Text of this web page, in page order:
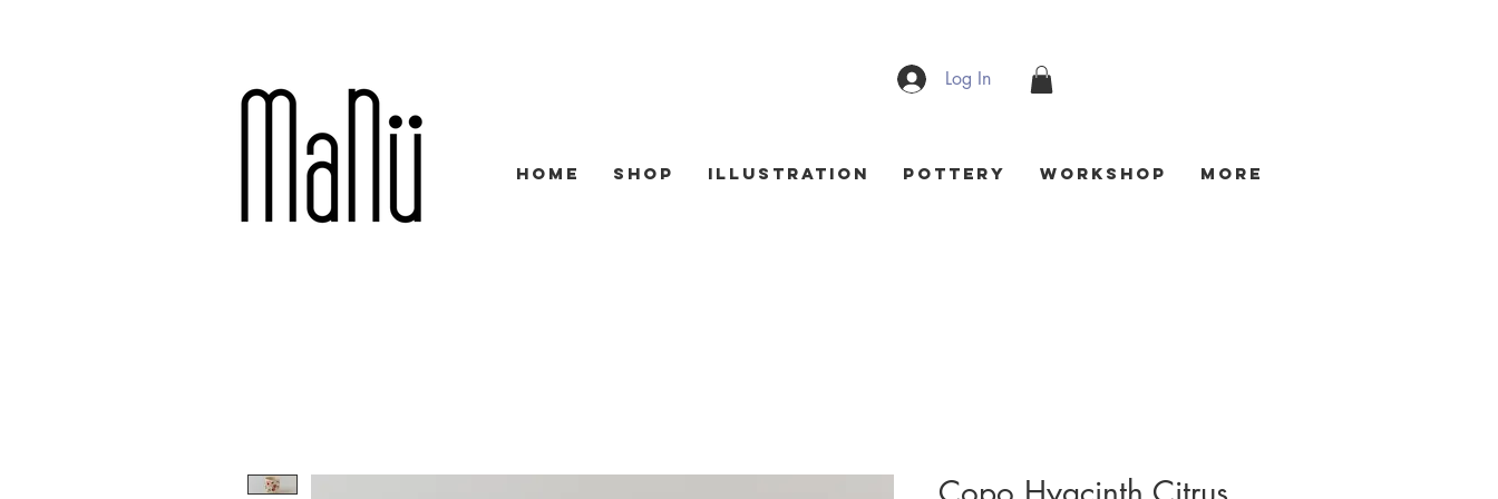
Log In
HOME Shop Illustration Pottery Workshop More